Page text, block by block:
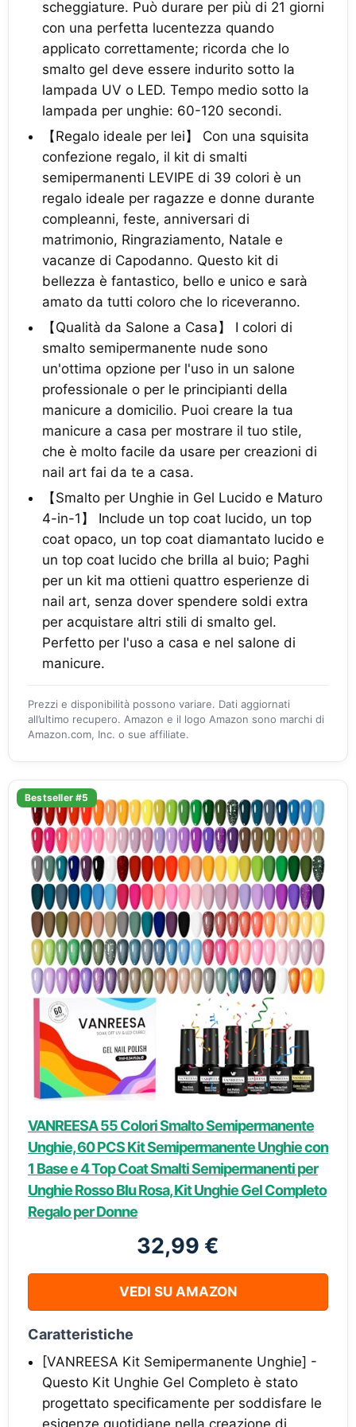
scheggiature. Può durare per più di 21 giorni
con una perfetta lucentezza quando
applicato correttamente; ricorda che lo
smalto gel deve essere indurito sotto la
lampada UV o LED. Tempo medio sotto la
lampada per unghie: 60-120 secondi.
【Regalo ideale per lei】 Con una squisita
confezione regalo, il kit di smalti
semipermanenti LEVIPE di 39 colori è un
regalo ideale per ragazze e donne durante
compleanni, feste, anniversari di
matrimonio, Ringraziamento, Natale e
vacanze di Capodanno. Questo kit di
bellezza è fantastico, bello e unico e sarà
amato da tutti coloro che lo riceveranno.
【Qualità da Salone a Casa】 I colori di
smalto semipermanente nude sono
un'ottima opzione per l'uso in un salone
professionale o per le principianti della
manicure a domicilio. Puoi creare la tua
manicure a casa per mostrare il tuo stile,
che è molto facile da usare per creazioni di
nail art fai da te a casa.
【Smalto per Unghie in Gel Lucido e Maturo
4-in-1】 Include un top coat lucido, un top
coat opaco, un top coat diamantato lucido e
un top coat lucido che brilla al buio; Paghi
per un kit ma ottieni quattro esperienze di
nail art, senza dover spendere soldi extra
per acquistare altri stili di smalto gel.
Perfetto per l'uso a casa e nel salone di
manicure.
Prezzi e disponibilità possono variare. Dati aggiornati
all’ultimo recupero. Amazon e il logo Amazon sono marchi di
Amazon.com, Inc. o sue affiliate.
Bestseller #5
VANREESA 55 Colori Smalto Semipermanente
Unghie, 60 PCS Kit Semipermanente Unghie con
1 Base e 4 Top Coat Smalti Semipermanenti per
Unghie Rosso Blu Rosa, Kit Unghie Gel Completo
Regalo per Donne
32,99 €
VEDI SU AMAZON
Caratteristiche
[VANREESA Kit Semipermanente Unghie] -
Questo Kit Unghie Gel Completo è stato
progettato specificamente per soddisfare le
esigenze quotidiane nella creazione di